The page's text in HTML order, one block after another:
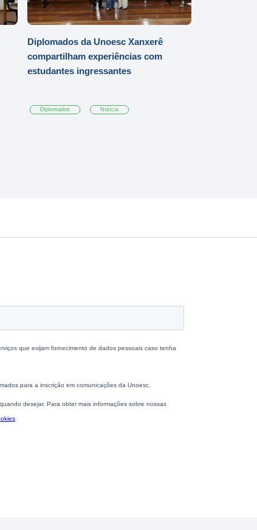
Diplomados da Unoesc Xanxerê
compartilham experiências com
estudantes ingressantes
Diplomados Notícia